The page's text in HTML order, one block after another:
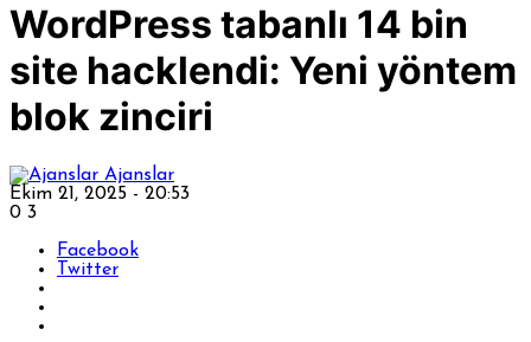
WordPress tabanlı 14 bin
site hacklendi: Yeni yöntem
blok zinciri
Ajanslar
Ekim 21, 2025 - 20:53
0 3
Facebook
Twitter